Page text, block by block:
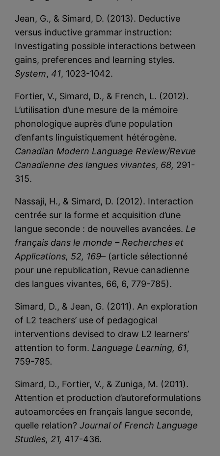
Jean, G., & Simard, D. (2013). Deductive
versus inductive grammar instruction:
Investigating possible interactions between
gains, preferences and learning styles.
System,41, 1023-1042.
Fortier, V., Simard, D., & French, L. (2012).
L’utilisation d’une mesure de la mémoire
phonologique auprès d’une population
d’enfants linguistiquement hétérogène.
Canadian Modern Language Review/Revue
Canadienne des langues vivantes, 68, 291-
315.
Nassaji, H., & Simard, D. (2012). Interaction
centrée sur la forme et acquisition d’une
langue seconde : de nouvelles avancées. Le
français dans le monde – Recherches et
Applications, 52, 169– (article sélectionné
pour une republication, Revue canadienne
des langues vivantes, 66, 6, 779-785).
Simard, D., & Jean, G. (2011). An exploration
of L2 teachers’ use of pedagogical
interventions devised to draw L2 learners’
attention to form. Language Learning, 61,
759-785.
Simard, D., Fortier, V., & Zuniga, M. (2011).
Attention et production d’autoreformulations
autoamorcées en français langue seconde,
quelle relation?Journal of French Language
Studies, 21, 417-436.